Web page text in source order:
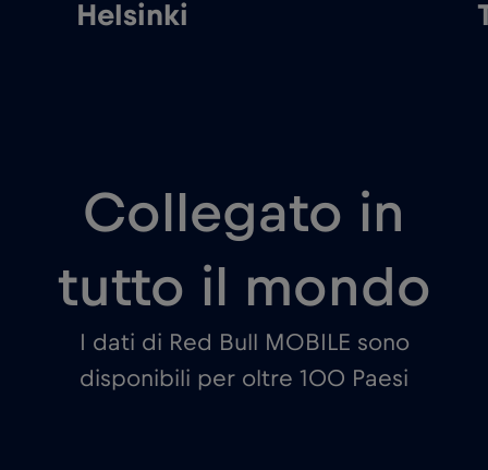
Helsinki
Collegato in
tutto il mondo
I dati di Red Bull MOBILE sono
disponibili per oltre 100 Paesi